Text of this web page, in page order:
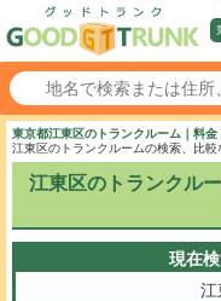
東京都江東区のトランクルーム｜料
江東区のトランクルームの検索、比較
江東区のトランクル
現在
江